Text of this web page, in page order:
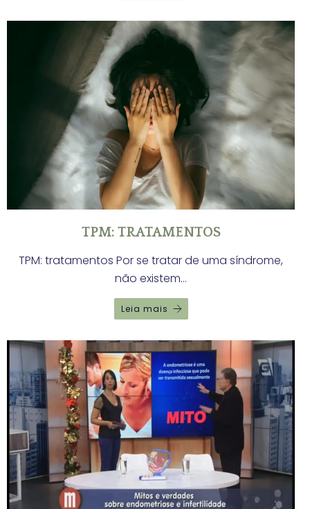
TPM: TRATAMENTOS
TPM: tratamentos Por se tratar de uma síndrome,
não existem…
Leia mais